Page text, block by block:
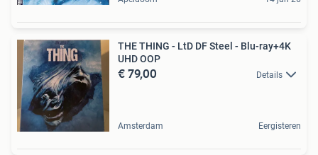
THE THING - LtD DF Steel - Blu-ray+4K
UHD OOP
€ 79,00 Details
Amsterdam Eergisteren